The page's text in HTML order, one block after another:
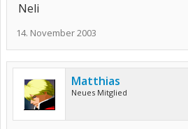
Neli
14. November 2003
Matthias
Neues Mitglied